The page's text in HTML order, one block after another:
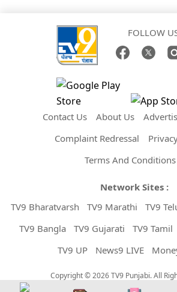
FOLLOW
Contact Us About Us
Complaint Redressal
Terms And Conditions
Network Sites :
TV9 Bharatvarsh
TV9 Marathi TV9
TV9 Bangla
TV9 Gujarati TV9 Tamil
TV9 UP
News9 LIVE
Copyright © 2026 TV9 Punjabi. All